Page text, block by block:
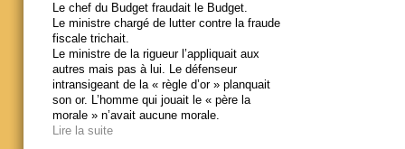
Le chef du Budget fraudait le Budget.
Le ministre chargé de lutter contre la fraude
fiscale trichait.
Le ministre de la rigueur l’appliquait aux
autres mais pas à lui. Le défenseur
intransigeant de la « règle d’or » planquait
son or. L’homme qui jouait le « père la
morale » n’avait aucune morale.
Lire la suite